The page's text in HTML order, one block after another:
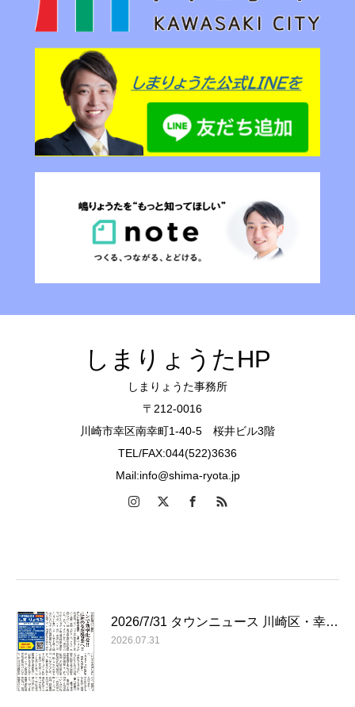
しまりょうたHP
しまりょうた事務所
〒212-0016
川崎市幸区南幸町1-40-5 桜井ビル3階
TEL/FAX:044(522)3636
Mail:info@shima-ryota.jp
2026/7/31 タウンニュース 川崎区・幸…
2026.07.31